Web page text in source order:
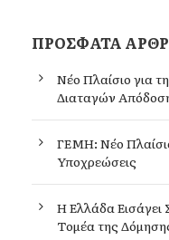
ΠΡΌΣΦΑΤΑ
Νέο Πλαίσιο για
Διαταγών
ΓΕΜΗ: Νέο
Υποχρεώσεις
Η Ελλάδα Εισάγει
Τομέα της